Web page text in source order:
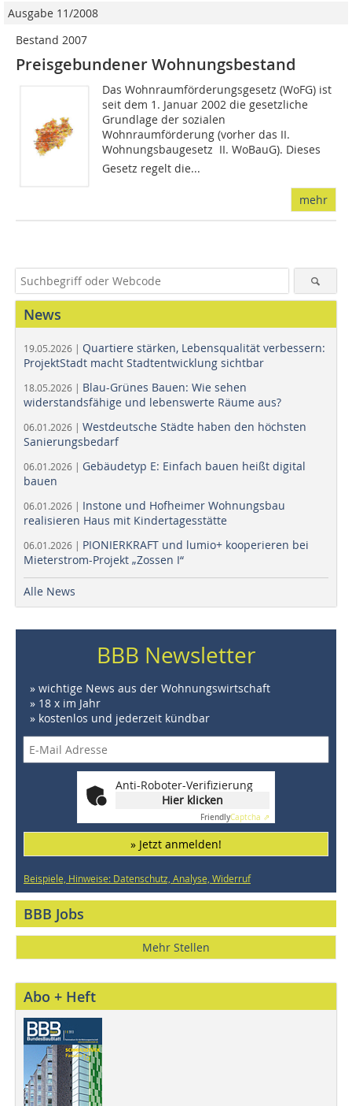
Ausgabe 11/2008
Bestand 2007
Preisgebundener Wohnungsbestand
Das Wohnraumförderungsgesetz (WoFG) ist
seit dem 1. Januar 2002 die gesetzliche
Grundlage der sozialen
Wohnraumförderung (vorher das II.
Wohnungsbaugesetz  II. WoBauG). Dieses
Gesetz regelt die...
mehr
News
19.05.2026 | Quartiere stärken, Lebensqualität verbessern:
ProjektStadt macht Stadtentwicklung sichtbar
18.05.2026 | Blau-Grünes Bauen: Wie sehen
widerstandsfähige und lebenswerte Räume aus?
06.01.2026 | Westdeutsche Städte haben den höchsten
Sanierungsbedarf
06.01.2026 | Gebäudetyp E: Einfach bauen heißt digital
bauen
06.01.2026 | Instone und Hofheimer Wohnungsbau
realisieren Haus mit Kindertagesstätte
06.01.2026 | PIONIERKRAFT und lumio+ kooperieren bei
Mieterstrom-Projekt „Zossen I“
Alle News
BBB Newsletter
» wichtige News aus der Wohnungswirtschaft
» 18 x im Jahr
» kostenlos und jederzeit kündbar
Anti-Roboter-Verifizierung
Hier klicken
FriendlyCaptcha ⇗
» Jetzt anmelden!
Beispiele, Hinweise: Datenschutz, Analyse, Widerruf
BBB Jobs
Mehr Stellen
Abo + Heft